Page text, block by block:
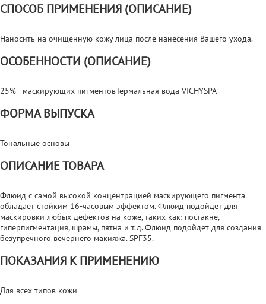
СПОСОБ ПРИМЕНЕНИЯ (ОПИСАНИЕ)
Наносить на очищенную кожу лица после нанесения Вашего ухода.
ОСОБЕННОСТИ (ОПИСАНИЕ)
25% - маскирующих пигментовТермальная вода VICHYSPA
ФОРМА ВЫПУСКА
Тональные основы
ОПИСАНИЕ ТОВАРА
Флюид с самой высокой концентрацией маскирующего пигмента
обладает стойким 16-часовым эффектом. Флюид подойдет для
маскировки любых дефектов на коже, таких как: постакне,
гиперпигментация, шрамы, пятна и т.д. Флюид подойдет для создания
безупречного вечернего макияжа. SPF35.
ПОКАЗАНИЯ К ПРИМЕНЕНИЮ
Для всех типов кожи